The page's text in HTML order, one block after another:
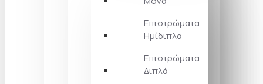
Επιστρώματα
Ημίδιπλα
Επιστρώματα
Διπλά